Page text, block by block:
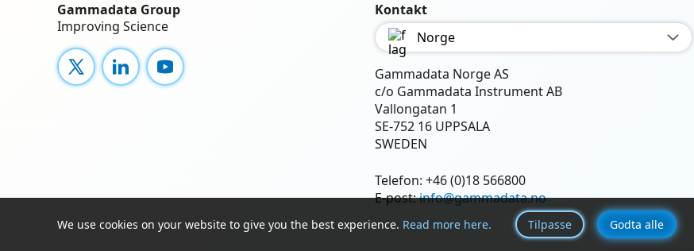
We use cookies on your website to give you the best experience. Read more here. Tilpasse Godta alle
Gammadata Group
Improving Science
X LinkedInYouTube
Kontakt
Norge
Gammadata Norge AS
c/o Gammadata Instrument AB
Vallongatan 1
SE-752 16 UPPSALA
SWEDEN
Telefon: +46 (0)18 566800
E-post:info@gammadata.no